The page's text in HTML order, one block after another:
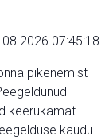
07:45:18
pikenemist
keerukamat
kaudu